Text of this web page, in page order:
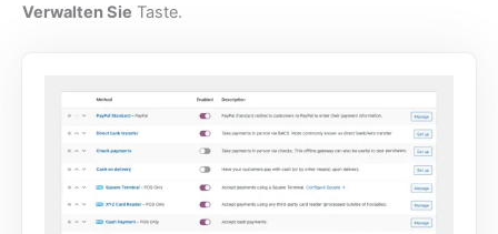
Verwalten Sie Taste.